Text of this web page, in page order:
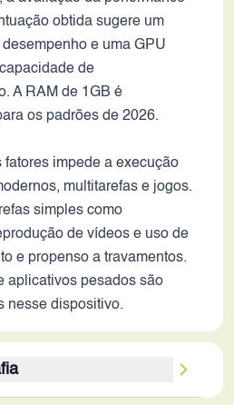
obtida sugere um
e uma GPU
de
A RAM de 1GB é
os padrões de 2026.
impede a execução
multitarefas e jogos.
simples como
de vídeos e uso de
e propenso a travamentos.
aplicativos pesados são
nesse dispositivo.